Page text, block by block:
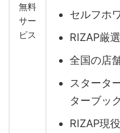
無料
サー
ビス
セルフホ
RIZAP厳
全国の店
スタータ
ターブッ
RIZAP現